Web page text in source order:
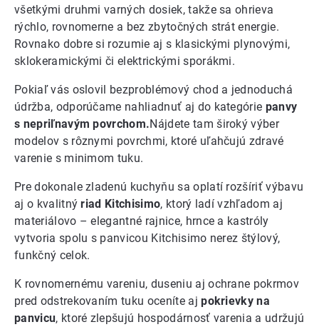
všetkými druhmi varných dosiek, takže sa ohrieva
rýchlo, rovnomerne a bez zbytočných strát energie.
Rovnako dobre si rozumie aj s klasickými plynovými,
sklokeramickými či elektrickými sporákmi.
Pokiaľ vás oslovil bezproblémový chod a jednoduchá
údržba, odporúčame nahliadnuť aj do kategórie panvy
s nepriľnavým povrchom.Nájdete tam široký výber
modelov s rôznymi povrchmi, ktoré uľahčujú zdravé
varenie s minimom tuku.
Pre dokonale zladenú kuchyňu sa oplatí rozšíriť výbavu
aj o kvalitný riad Kitchisimo, ktorý ladí vzhľadom aj
materiálovo – elegantné rajnice, hrnce a kastróly
vytvoria spolu s panvicou Kitchisimo nerez štýlový,
funkčný celok.
K rovnomernému vareniu, duseniu aj ochrane pokrmov
pred odstrekovaním tuku oceníte ajpokrievky na
panvicu, ktoré zlepšujú hospodárnosť varenia a udržujú